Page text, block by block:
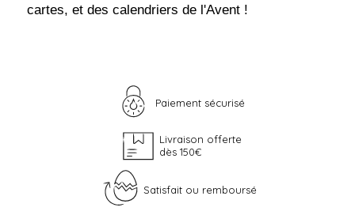
cartes, et des calendriers de l'Avent !
Paiement sécurisé
Livraison offerte
dès 150€
Satisfait ou remboursé